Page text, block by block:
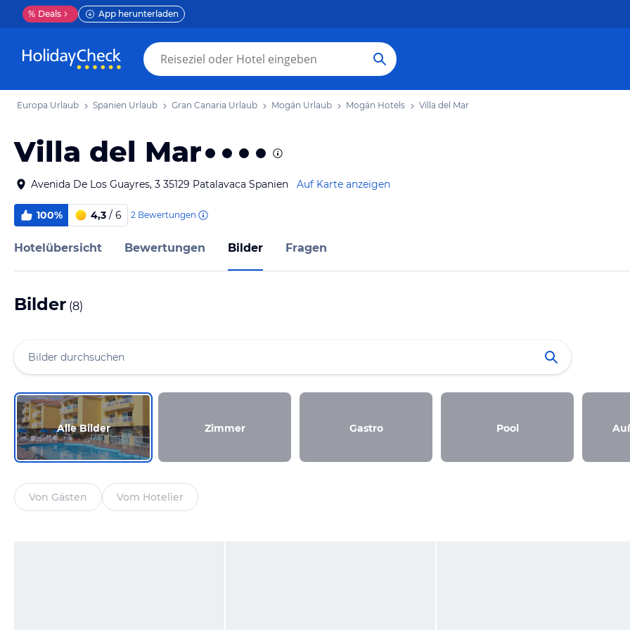
% Deals App herunterladen
Europa Urlaub Spanien Urlaub Gran Canaria Urlaub Mogán Urlaub Mogán Hotels Villa del Mar
Villa del Mar
Avenida De Los Guayres, 3 35129 Patalavaca Spanien Auf Karte anzeigen
100% 4,3 / 6 2 Bewertungen
Hotelübersicht Bewertungen Bilder Fragen
Bilder (8)
Alle Bilder Zimmer Gastro Pool
Von Gästen Vom Hotelier